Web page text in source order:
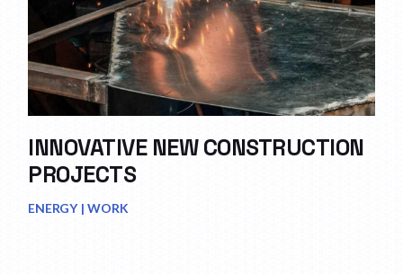
INNOVATIVE NEW CONSTRUCTION
PROJECTS
ENERGY WORK